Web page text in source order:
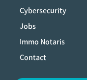
Cybersecurity
Jobs
Immo Notaris
Contact